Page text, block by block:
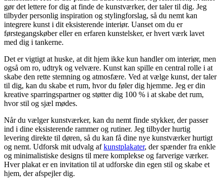
gør det lettere for dig at finde de kunstværker, der taler til dig. Jeg
tilbyder personlig inspiration og stylingforslag, så du nemt kan
integrere kunst i dit eksisterende interiør. Uanset om du er
førstegangskøber eller en erfaren kunstelsker, er hvert værk lavet
med dig i tankerne.
Det er vigtigt at huske, at dit hjem ikke kun handler om interiør, men
også om ro, udtryk og velvære. Kunst kan spille en central rolle i at
skabe den rette stemning og atmosfære. Ved at vælge kunst, der taler
til dig, kan du skabe et rum, hvor du føler dig hjemme. Jeg er din
kreative sparringspartner og støtter dig 100 % i at skabe det rum,
hvor stil og sjæl mødes.
Når du vælger kunstværker, kan du nemt finde stykker, der passer
ind i dine eksisterende rammer og rutiner. Jeg tilbyder hurtig
levering direkte til døren, så du kan få dine nye kunstværker hurtigt
og nemt. Udforsk mit udvalg afkunstplakater, der spænder fra enkle
og minimalistiske designs til mere komplekse og farverige værker.
Hver plakat er en invitation til at udforske din egen stil og skabe et
hjem, der afspejler dig.